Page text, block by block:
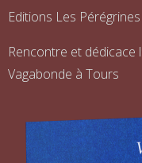
Editions Les
Rencontre et dédicace
Vagabonde à Tours